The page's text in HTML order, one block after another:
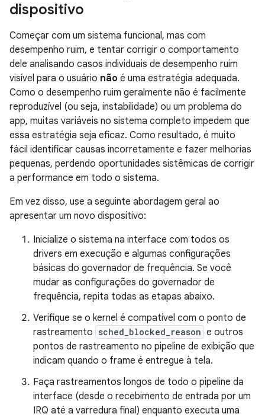
dispositivo
Começar com um sistema funcional, mas com
desempenho ruim, e tentar corrigir o comportamento
dele analisando casos individuais de desempenho ruim
visível para o usuário não é uma estratégia adequada.
Como o desempenho ruim geralmente não é facilmente
reproduzível (ou seja, instabilidade) ou um problema do
app, muitas variáveis no sistema completo impedem que
essa estratégia seja eficaz. Como resultado, é muito
fácil identificar causas incorretamente e fazer melhorias
pequenas, perdendo oportunidades sistêmicas de corrigir
a performance em todo o sistema.
Em vez disso, use a seguinte abordagem geral ao
apresentar um novo dispositivo:
Inicialize o sistema na interface com todos os
drivers em execução e algumas configurações
básicas do governador de frequência. Se você
mudar as configurações do governador de
frequência, repita todas as etapas abaixo.
Verifique se o kernel é compatível com o ponto de
rastreamento sched_blocked_reason e outros
pontos de rastreamento no pipeline de exibição que
indicam quando o frame é entregue à tela.
Faça rastreamentos longos de todo o pipeline da
interface (desde o recebimento de entrada por um
IRQ até a varredura final) enquanto executa uma